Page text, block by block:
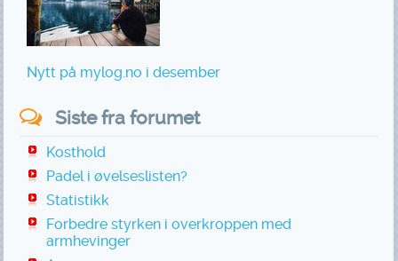
Nytt på mylog.no i desember
Siste fra forumet
Kosthold
Padel i øvelseslisten?
Statistikk
Forbedre styrken i overkroppen med
armhevinger